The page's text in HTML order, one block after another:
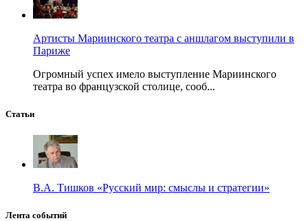
Артисты Мариинского театра с аншлагом выступили в
Париже
Огромный успех имело выступление Мариинского
театра во французской столице, сооб...
Статьи
В.А. Тишков «Русский мир: смыслы и стратегии»
Лента событий